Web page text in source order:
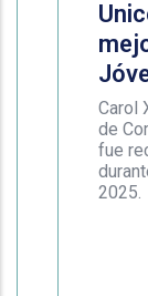
Carol
de
fue
2025.